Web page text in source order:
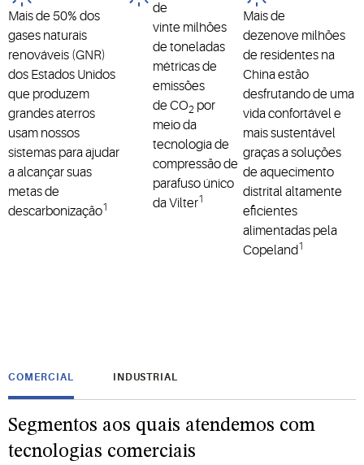
Mais de 50% dos
gases naturais
renováveis (GNR)
dos Estados Unidos
que produzem
grandes aterros
usam nossos
sistemas para ajudar
a alcançar suas
metas de
descarbonização1
de
vinte milhões
de toneladas
métricas de
emissões
de CO2 por
meio da
tecnologia de
compressão de
parafuso único
da Vilter1
Mais de
dezenove milhões
de residentes na
China estão
desfrutando de uma
vida confortável e
mais sustentável
graças a soluções
de aquecimento
distrital altamente
eficientes
alimentadas pela
Copeland1
COMERCIAL INDUSTRIAL
Segmentos aos quais atendemos com
tecnologias comerciais